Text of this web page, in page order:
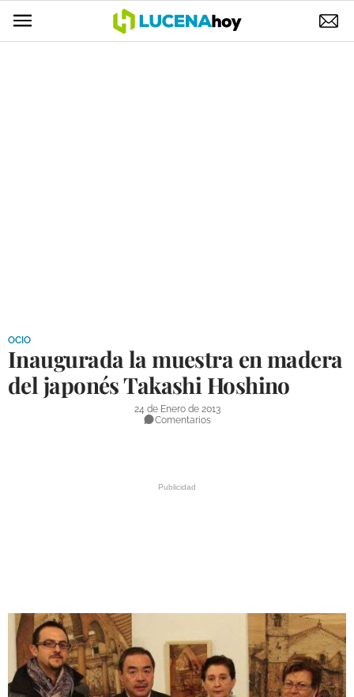
DEPORTES
COMPETICIONES
SALUD
OBRAS
OCIO
Inaugurada la muestra en madera
del japonés Takashi Hoshino
24 de Enero de 2013
Comentarios